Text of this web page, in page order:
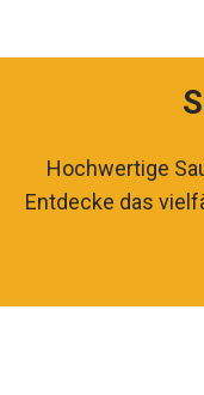
Hochwertige
Entdecke das